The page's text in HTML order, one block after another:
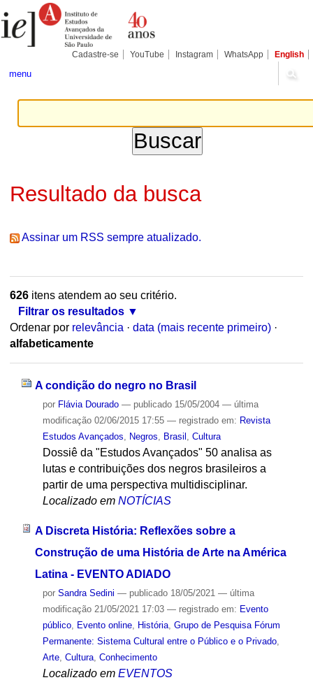
para
conteúdo.
Pessoais
Cadastre-se YouTube Instagram WhatsApp English
menu
Resultado da busca
Assinar um RSS sempre atualizado.
626itens atendem ao seu critério.
Filtrar os resultados
Ordenar por relevância · data (mais recente primeiro) ·
alfabeticamente
A condição do negro no Brasil
por Flávia Dourado — publicado15/05/2004 — última
modificação02/06/2015 17:55 — registrado em: Revista
Estudos Avançados
Negros Brasil Cultura
Dossiê da "Estudos Avançados" 50 analisa as
lutas e contribuições dos negros brasileiros a
partir de uma perspectiva multidisciplinar.
Localizado em NOTÍCIAS
A Discreta História: Reflexões sobre a
Construção de uma História de Arte na América
Latina - EVENTO ADIADO
por Sandra Sedini — publicado18/05/2021 — última
modificação21/05/2021 17:03 — registrado em: Evento
público, Evento online, História, Grupo de Pesquisa Fórum
Permanente: Sistema Cultural entre o Público e o Privado,
Arte, Cultura, Conhecimento
Localizado em EVENTOS